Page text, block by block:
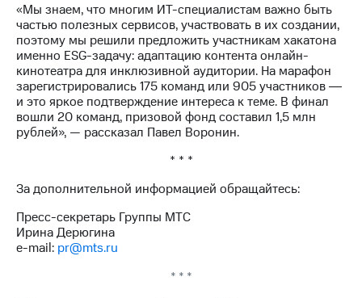
«Мы знаем, что многим ИТ-специалистам важно быть
частью полезных сервисов, участвовать в их создании,
поэтому мы решили предложить участникам хакатона
именно ESG-задачу: адаптацию контента онлайн-
кинотеатра для инклюзивной аудитории. На марафон
зарегистрировались 175 команд или 905 участников ―
и это яркое подтверждение интереса к теме. В финал
вошли 20 команд, призовой фонд составил 1,5 млн
рублей», — рассказал Павел Воронин.
* * *
За дополнительной информацией обращайтесь:
Пресс-секретарь Группы МТС
Ирина Дерюгина
e-mail: pr@mts.ru
* * *